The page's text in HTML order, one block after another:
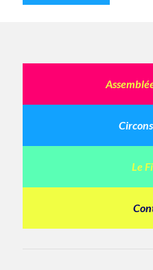
Le